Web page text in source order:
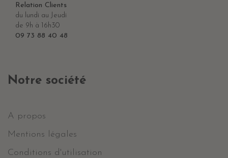
Relation Clients
du lundi au Jeudi
de 9h à 16h30
09 73 88 40 48
Notre société
A propos
Mentions légales
Conditions d'utilisation